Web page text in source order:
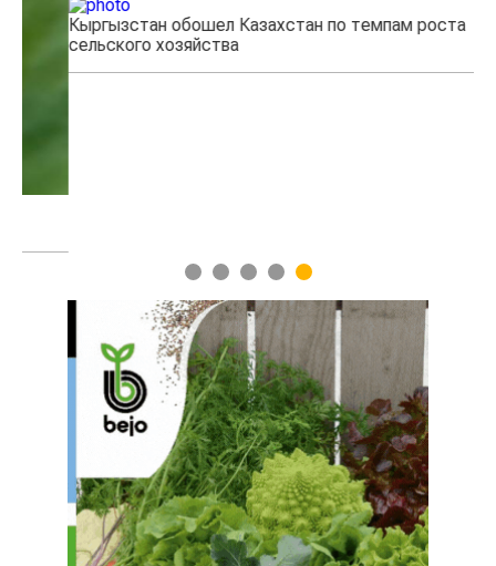
Кыргызстан обошел Казахстан по темпам роста
сельского хозяйства
1 2 3 4 5